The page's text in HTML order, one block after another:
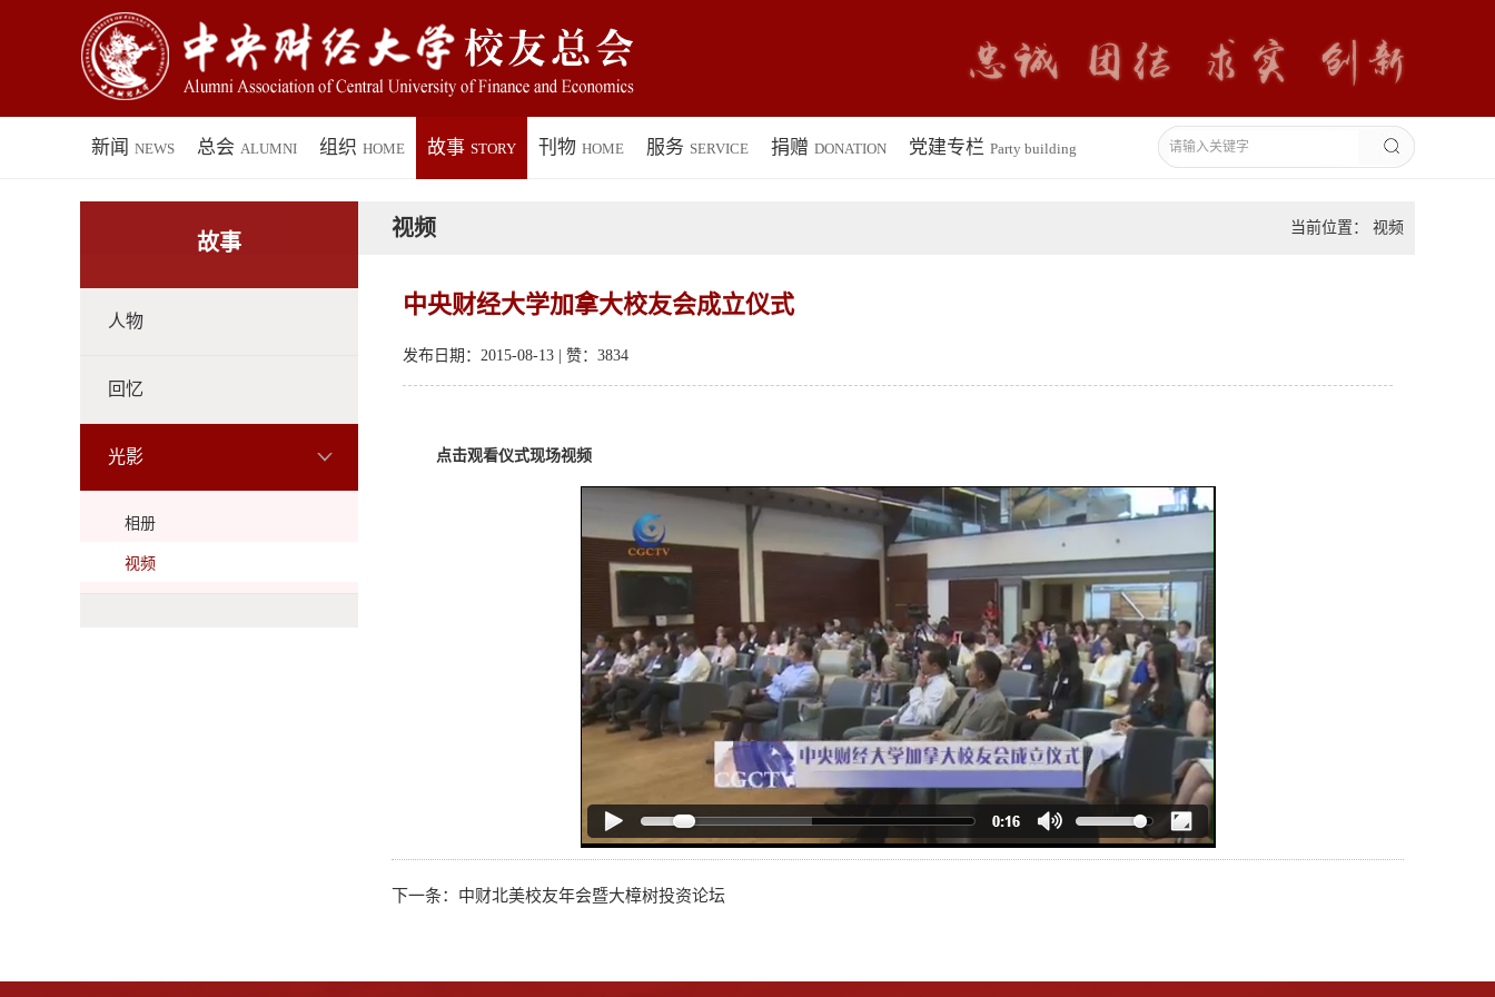
新闻 NEWS 总会 ALUMNI 组织 HOME 故事 STORY 刊物 HOME 服务 SERVICE 捐赠 DONATION 党建专栏 Party building
故事
人物
回忆
光影
相册
视频
视频 当前位置： 视频
中央财经大学加拿大校友会成立仪式
发布日期：2015-08-13 | 赞： 3834
点击观看仪式现场视频
下一条： 中财北美校友年会暨大樟树投资论坛